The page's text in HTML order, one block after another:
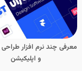
و اپلیکیشن